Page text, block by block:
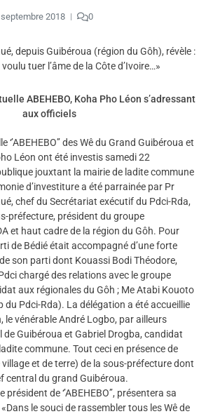
2018 0
depuis Guibéroua (région du Gôh), révèle :
tuer l’âme de la Côte d’Ivoire…»
ABEHEBO, Koha Pho Léon s’adressant
aux officiels
des Wê du Grand Guibéroua et
Léon ont été investis samedi 22
jouxtant la mairie de ladite commune
d’investiture a été parrainée par Pr
chef du Secrétariat exécutif du Pdci-Rda,
préfecture, président du groupe
et haut cadre de la région du Gôh. Pour
de Bédié était accompagné d’une forte
son parti dont Kouassi Bodi Théodore,
chargé des relations avec le groupe
aux régionales du Gôh ; Me Atabi Kouoto
du Pdci-Rda). La délégation a été accueillie
le vénérable André Logbo, par ailleurs
Guibéroua et Gabriel Drogba, candidat
commune. Tout ceci en présence de
et de terre) de la sous-préfecture dont
central du grand Guibéroua.
de ‘’ABEHEBO’’, présentera sa
le souci de rassembler tous les Wê de